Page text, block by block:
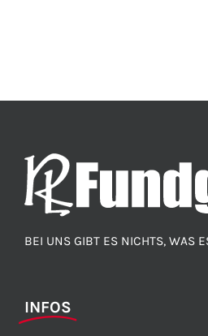
BEI UNS GIBT ES NICHTS, WAS
INFOS